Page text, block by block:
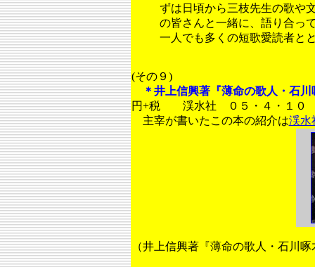
ずは日頃から三枝先生の歌や
の皆さんと一緒に、語り合っ
一人でも多くの短歌愛読者と
(その９)
＊井上信興著『薄命の歌人・石
円+税 渓水社 ０５・４・１０
主宰が書いたこの本の紹介は渓水
（井上信興著『薄命の歌人・石川